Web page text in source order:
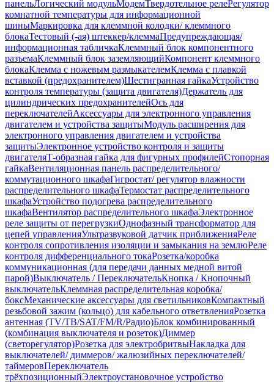
панельЛогический модульМодемТвердотельное релеРегулятор
комнатной температуры для информационной
шиныМаркировка для клеммной колодки/ клеммного
блокаТестовый (-ая) штеккер/клеммаПредупреждающая/
информационная табличкаКлеммный блок компонентного
разъемаКлеммный блок заземляющийКомпонент клеммного
блокаКлемма с ножевым размыкателемКлемма с плавкой
вставкой (предохранителем)Шестигранная гайкаУстройство
контроля температуры (защита двигателя)Держатель для
цилиндрических предохранителейОсь для
переключателейАксессуары для электронного управления
двигателем и устройства защитыМодуль расширения для
электронного управления двигателем и устройства
защитыЭлектронное устройство контроля и защиты
двигателяТ-образная гайка для фигурных профилейСтопорная
гайкаВентиляционная панель распределительного/
коммутационного шкафаГигростат/ регулятор влажности
распределительного шкафаТермостат распределительного
шкафаУстройство подогрева распределительного
шкафаВентилятор распределительного шкафаЭлектронное
реле защиты от перегрузкиОднофазный трансформатор для
цепей управленияУльтразвуковой датчик приближенияРеле
контроля сопротивления изоляции и замыкания на землюРеле
контроля дифференциального токаРозетка/коробка
коммуникационная (для передачи данных медной витой
парой)Выключатель / ПереключательКнопка / Кнопочный
выключательКлеммная распределительная коробка/
боксМеханические аксессуары для светильниковКомпактный
резьбовой зажим (кольцо) для кабельного ответвленияРозетка
антенная (TV/ТВ/SAT/FM/R/Радио)Блок комбинированный
(комбинация выключателя и розеток)Диммер
(светорегулятор)Розетка для электробритвыНакладка для
выключателей/ диммеров/ жалюзийных переключателей/
таймеровПереключатель
трёхпозиционныйЭлектроустановочное устройство